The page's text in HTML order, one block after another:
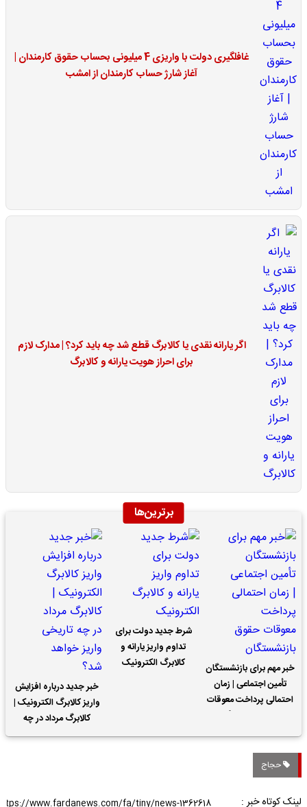
غافلگیری دولت با واریزی 4 میلیونی بحساب حقوق کارمندان |
آغاز شارژ حساب کارمندان از امشب
اگر یارانه نقدی یا کالابرگ قطع شد چه باید کرد؟ | مدارک لازم
برای احراز هویت یارانه و کالابرگ
برترین‌ها
خبر مهم برای بازنشستگان
تأمین اجتماعی | زمان
احتمالی پرداخت معوقات
شرط جدید دولت برای
تداوم واریز یارانه و
کالابرگ الکترونیک
خبر جدید درباره افزایش
واریز کالابرگ الکترونیک |
کالابرگ مرداد در چه
تاریخی واریز خواهد شد؟
حجاج
لینک کوتاه خبر :